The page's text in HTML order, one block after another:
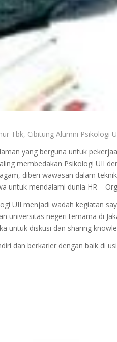
Tbk, Cibitung Alumni Psikologi
yang berguna untuk
membedakan Psikologi UII
diberi wawasan dalam
untuk mendalami dunia HR –
UII menjadi wadah kegiatan
universitas negeri ternama di
untuk diskusi dan sharing
dan berkarier dengan baik di